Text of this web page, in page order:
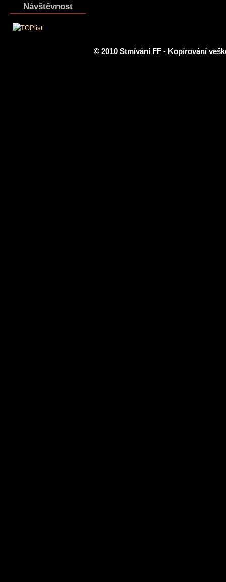
Návštěvnost
© 2010 Stmívání FF - Kopírování